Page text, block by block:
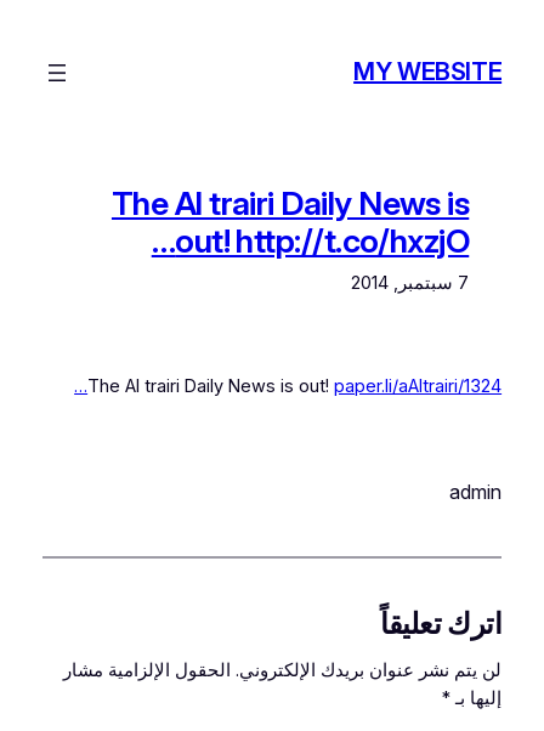
المحتوى
MY WEBSITE
The Al trairi Daily News is
out! http://t.co/hxzjO…
7 سبتمبر, 2014
The Al trairi Daily News is out!paper.li/aAltrairi/1324…
admin
اترك تعليقاً
لن يتم نشر عنوان بريدك الإلكتروني. الحقول الإلزامية مشار
إليها بـ*